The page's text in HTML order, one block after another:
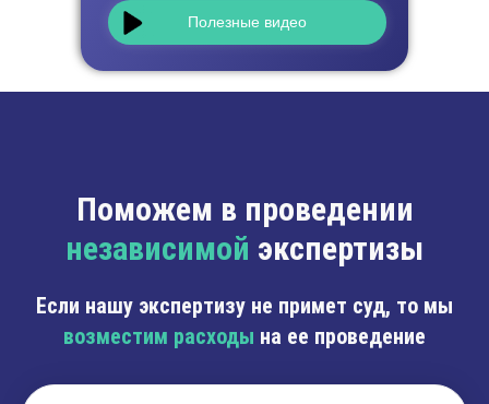
Полезные видео
Поможем в проведении
независимой экспертизы
Если нашу экспертизу не примет суд, то мы
возместим расходы на ее проведение